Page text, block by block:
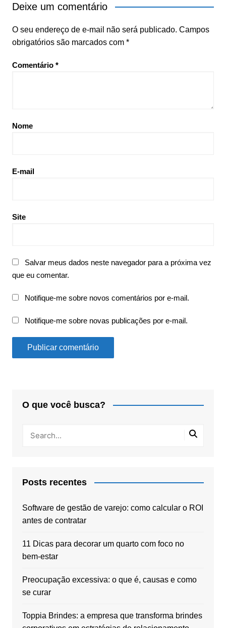
Deixe um comentário
O seu endereço de e-mail não será publicado. Campos
obrigatórios são marcados com *
Comentário *
Nome
E-mail
Site
Salvar meus dados neste navegador para a próxima vez
que eu comentar.
Notifique-me sobre novos comentários por e-mail.
Notifique-me sobre novas publicações por e-mail.
O que você busca?
Posts recentes
Software de gestão de varejo: como calcular o ROI
antes de contratar
11 Dicas para decorar um quarto com foco no
bem-estar
Preocupação excessiva: o que é, causas e como
se curar
Toppia Brindes: a empresa que transforma brindes